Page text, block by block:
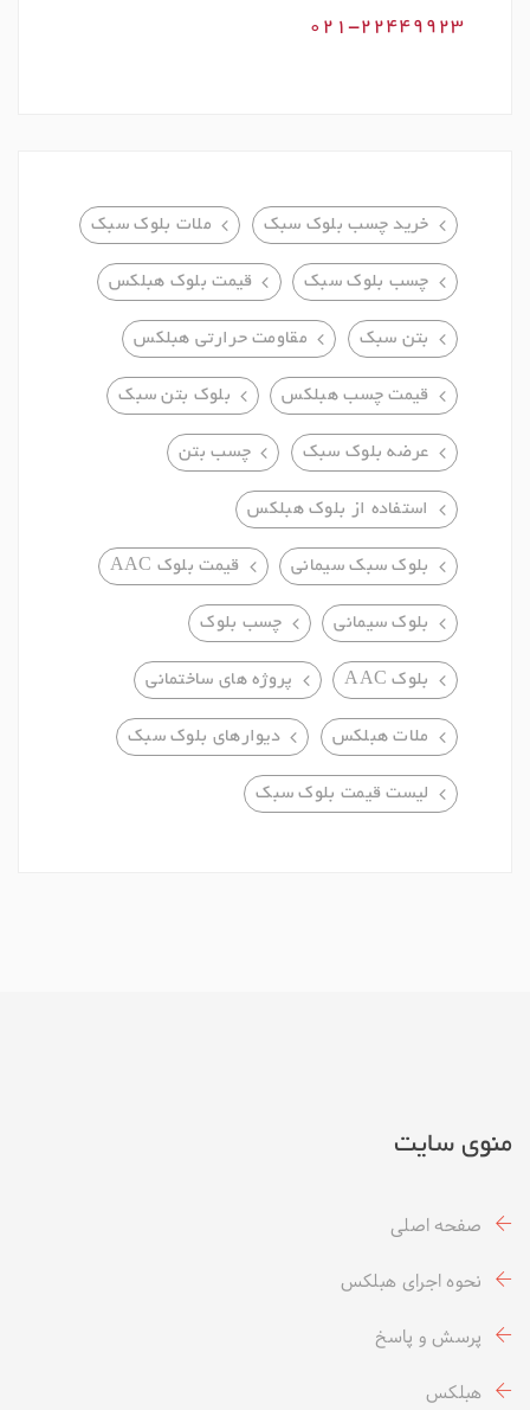
021-22449923
خرید چسب بلوک سبک ملات بلوک سبک
چسب بلوک سبک قیمت بلوک هبلکس
بتن سبک مقاومت حرارتی هبلکس
قیمت چسب هبلکس بلوک بتن سبک
عرضه بلوک سبک چسب بتن
استفاده از بلوک هبلکس
بلوک سبک سیمانی قیمت بلوک AAC
بلوک سیمانی چسب بلوک
بلوک AAC پروژه های ساختمانی
ملات هبلکس دیوارهای بلوک سبک
لیست قیمت بلوک سبک
منوی سایت
صفحه اصلی
نحوه اجرای هبلکس
پرسش و پاسخ
هبلکس